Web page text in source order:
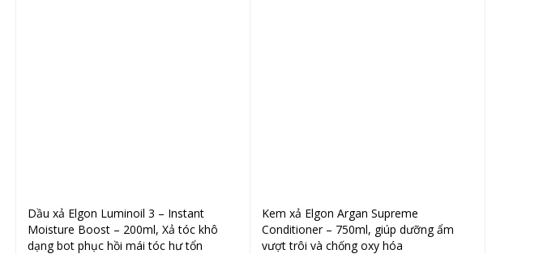
Thêm vào giỏ hàng
Dầu xả Elgon Luminoil 3 – Instant
Moisture Boost – 200ml, Xả tóc khô
dạng bot phục hồi mái tóc hư tổn
Thêm vào giỏ hàng
Kem xả Elgon Argan Supreme
Conditioner – 750ml, giúp dưỡng ẩm
vượt trôi và chống oxy hóa